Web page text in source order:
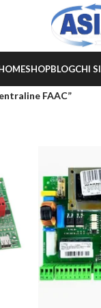
SHOPBLOGCHI
FAAC”